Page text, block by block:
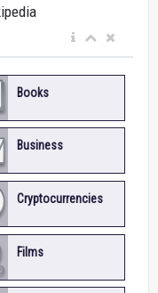
Books
Business
Cryptocurrencies
Films